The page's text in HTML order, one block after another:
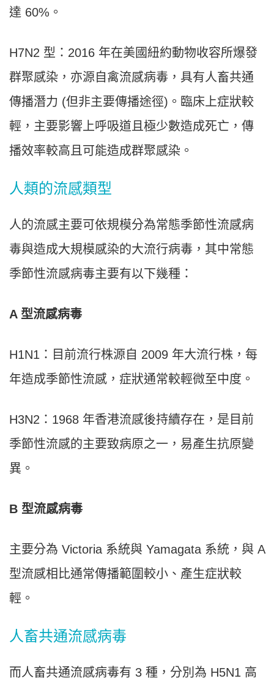
達 60%。
H7N2 型：2016 年在美國紐約動物收容所爆發
群聚感染，亦源自禽流感病毒，具有人畜共通
傳播潛力 (但非主要傳播途徑)。臨床上症狀較
輕，主要影響上呼吸道且極少數造成死亡，傳
播效率較高且可能造成群聚感染。
人類的流感類型
人的流感主要可依規模分為常態季節性流感病
毒與造成大規模感染的大流行病毒，其中常態
季節性流感病毒主要有以下幾種：
A 型流感病毒
H1N1：目前流行株源自 2009 年大流行株，每
年造成季節性流感，症狀通常較輕微至中度。
H3N2：1968 年香港流感後持續存在，是目前
季節性流感的主要致病原之一，易產生抗原變
異。
B 型流感病毒
主要分為 Victoria 系統與 Yamagata 系統，與 A
型流感相比通常傳播範圍較小、產生症狀較
輕。
人畜共通流感病毒
而人畜共通流感病毒有 3 種，分別為 H5N1 高